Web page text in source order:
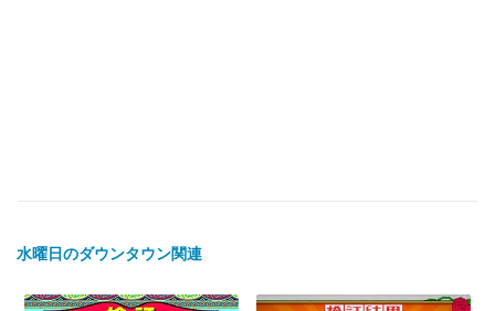
水曜日のダウンタウン関連